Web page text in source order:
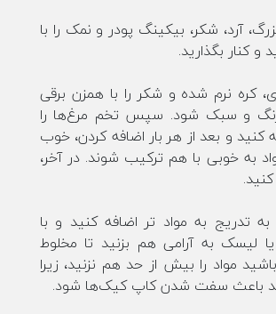
آرد، شکر، بیکینگ پودر و نمک را با
کنار بگذارید.
کره نرم شده و شکر را با همزن برقی
رنگ و سبک شود. سپس تخم مرغ‌ها را
کنید و بعد از هر بار اضافه کردن، خوب
به خوبی با هم ترکیب شوند. در آخر،
تدریج به مواد تر اضافه کنید و با
لیسک به آرامی هم بزنید تا مخلوط
مواد را بیش از حد هم نزنید، زیرا
باعث سفت شدن کاپ کیک‌ها شود.